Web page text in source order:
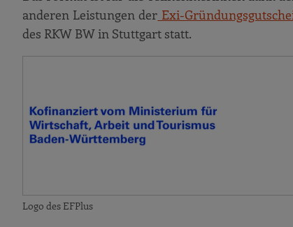
anderen Leistungen der Exi-
des RKW BW in Stuttgart statt.
Logo des EFPlus